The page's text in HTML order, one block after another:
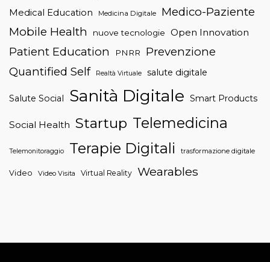
Medical Education Medicina Digitale
Medico-Paziente
Mobile Health
nuove tecnologie Open Innovation
Patient Education PNRR
Prevenzione
Quantified Self
Realtà Virtuale salute digitale
Salute Social Sanità Digitale Smart Products
Social Health Startup Telemedicina
Telemonitoraggio Terapie Digitali trasformazione digitale
Video Video Visita Virtual Reality Wearables